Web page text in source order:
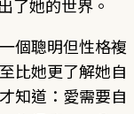
了她的世界。
個聰明但性格複
比她更了解她自
知道：愛需要自